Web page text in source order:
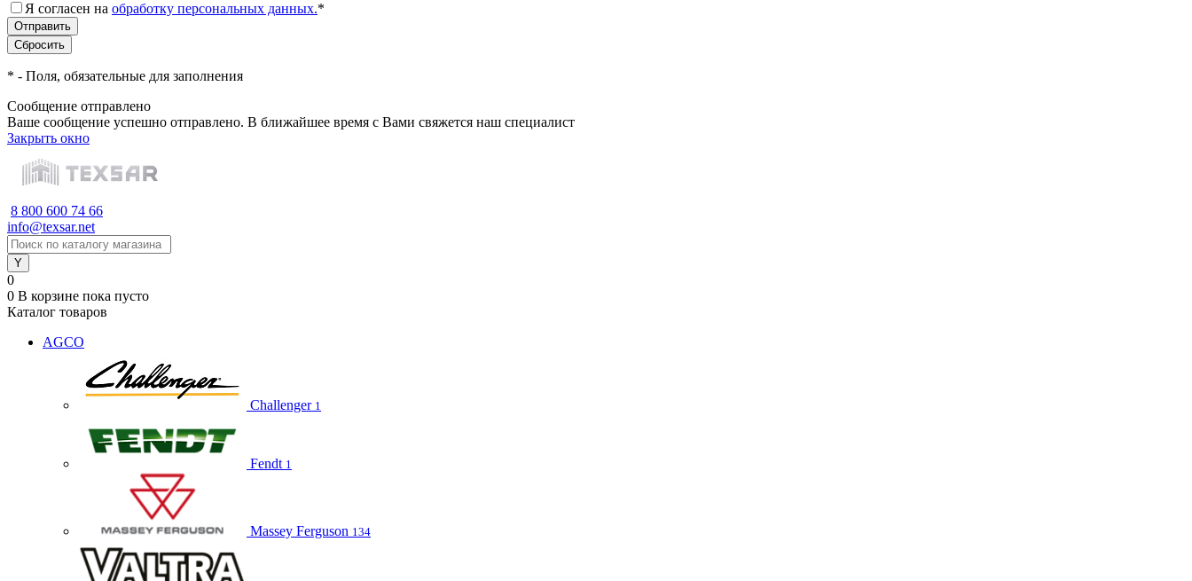
Я согласен на обработку персональных данных.*
* - Поля, обязательные для заполнения
Сообщение отправлено
Ваше сообщение успешно отправлено. В ближайшее время с Вами свяжется наш специалист
Закрыть окно
8 800 600 74 66
info@texsar.net
0
0 В корзине пока пусто
Каталог товаров
AGCO
Challenger 1
Fendt 1
Massey Ferguson 134